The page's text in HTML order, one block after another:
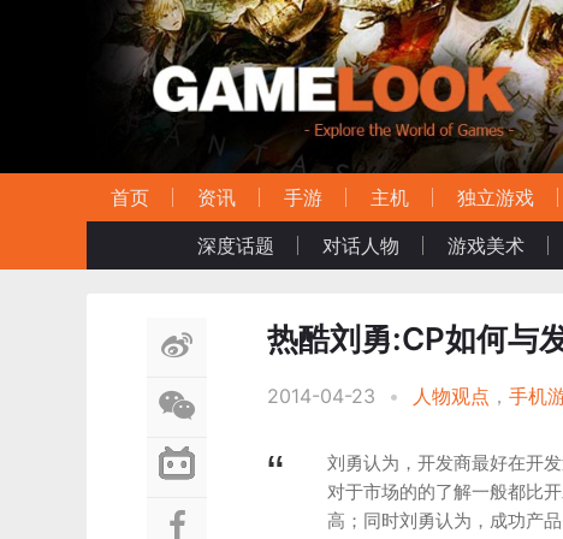
首页 资讯 手游 主机 独立游戏
深度话题
对话人物 游戏美术
热酷刘勇:CP如何与
2014-04-23 • 人物观点 ， 手机
刘勇认为，开发商最好在开
对于市场的的了解一般都比
高；同时刘勇认为，成功产